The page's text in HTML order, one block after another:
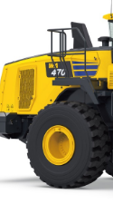
解体
物流・港湾
油圧ショ
道路機械